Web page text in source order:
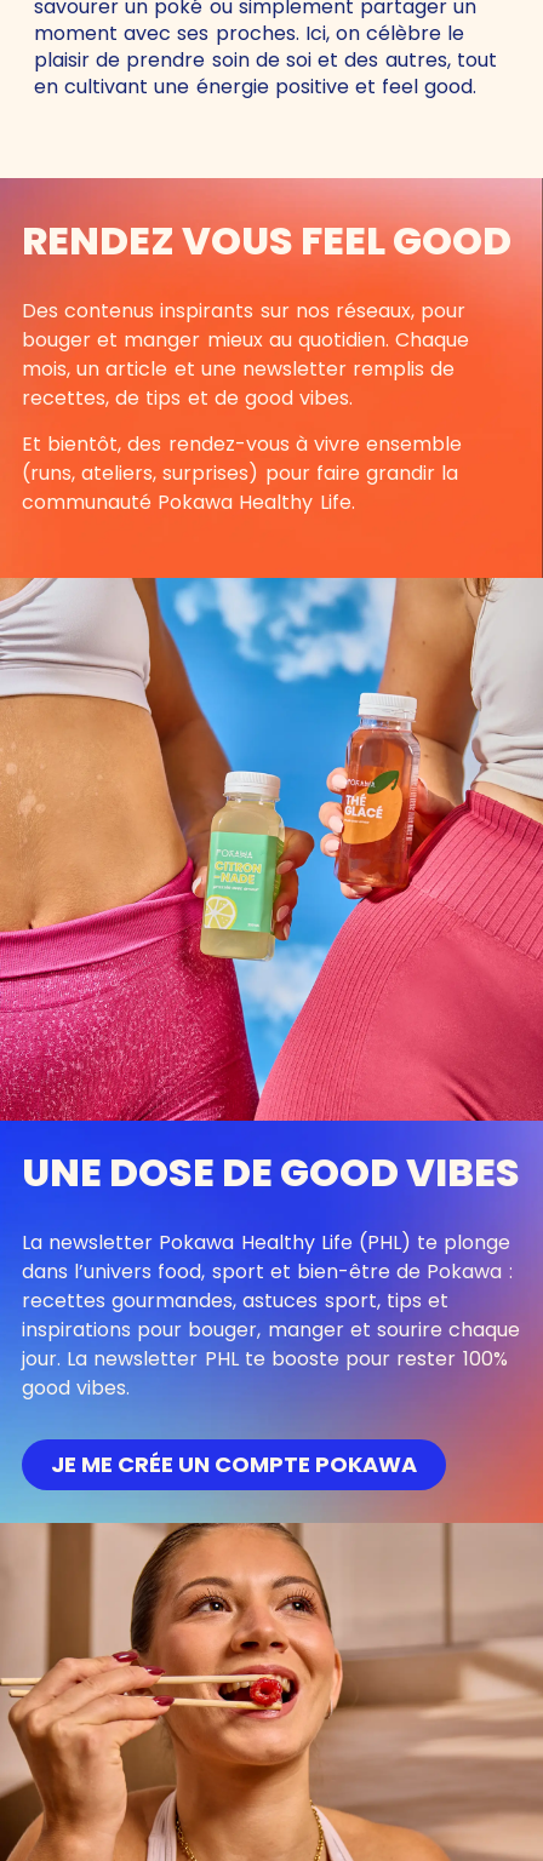
savourer un poké ou simplement partager un
moment avec ses proches. Ici, on célèbre le
plaisir de prendre soin de soi et des autres, tout
en cultivant une énergie positive et feel good.
RENDEZ VOUS FEEL GOOD
Des contenus inspirants sur nos réseaux, pour
bouger et manger mieux au quotidien. Chaque
mois, un article et une newsletter remplis de
recettes, de tips et de good vibes.
Et bientôt, des rendez-vous à vivre ensemble
(runs, ateliers, surprises) pour faire grandir la
communauté Pokawa Healthy Life.
UNE DOSE DE GOOD VIBES
La newsletter Pokawa Healthy Life (PHL) te plonge
dans l’univers food, sport et bien-être de Pokawa :
recettes gourmandes, astuces sport, tips et
inspirations pour bouger, manger et sourire chaque
jour. La newsletter PHL te booste pour rester 100%
good vibes.
JE ME CRÉE UN COMPTE POKAWA